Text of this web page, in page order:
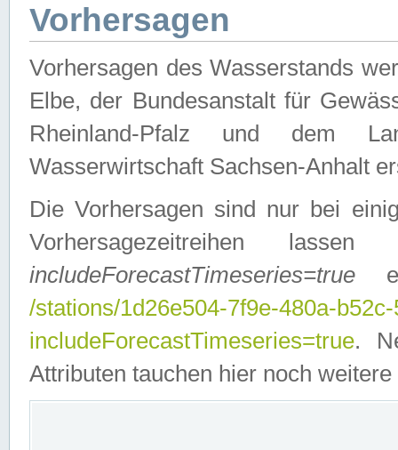
Vorhersagen
Vorhersagen des Wasserstands
Elbe, der Bundesanstalt für
Rheinland-Pfalz und dem
Wasserwirtschaft Sachsen-Anhalt
Die Vorhersagen sind nur bei
Vorhersagezeitreihen
includeForecastTimeseries=true
/stations/1d26e504-7f9e-480a-
includeForecastTimeseries=true.
Attributen tauchen hier noch weitere